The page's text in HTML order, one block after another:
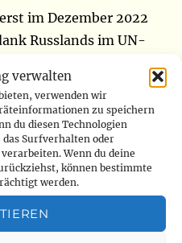
verwalten
verwenden wir
zu speichern
du diesen Technologien
Surfverhalten oder
Wenn du deine
können bestimmte
werden.
im Dezember 2022
Russlands im UN-
verabschiedete
20. Dezember. Zwei
Söldner mit
ein.
hauptsächlich aus
vier russische